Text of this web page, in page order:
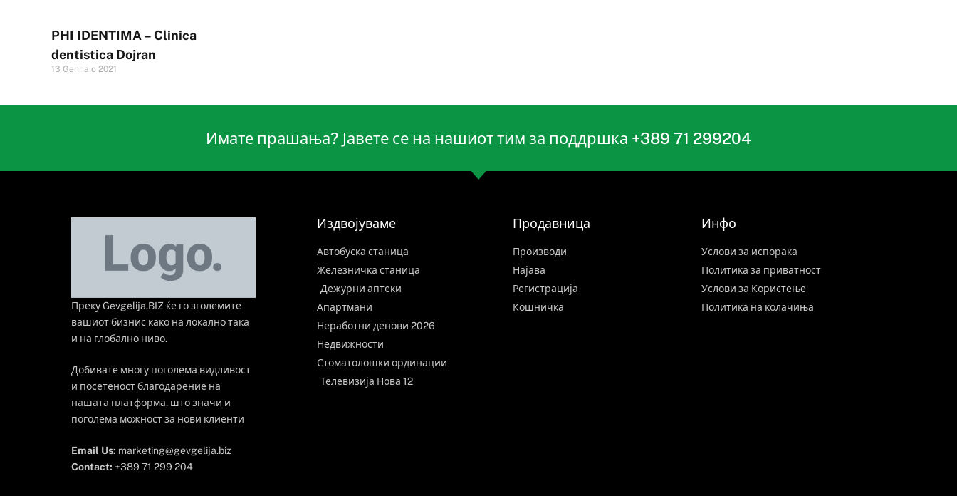
PHI IDENTIMA – Clinica
dentistica Dojran
13 Gennaio 2021
Имате прашања? Јавете се на нашиот тим за поддршка +389 71 299204
Преку Gevgelija.BIZ ќе го зголемите
вашиот бизнис како на локално така
и на глобално ниво.
Добивате многу поголема видливост
и посетеност благодарение на
нашата платформа, што значи и
поголема можност за нови клиенти
Email Us: marketing@gevgelija.biz
Contact: +389 71 299 204
Издвојуваме
Автобуска станица
Железничка станица
Дежурни аптеки
Апартмани
Неработни денови 2026
Недвижности
Стоматолошки ординации
Телевизија Нова 12
Продавница
Производи
Најава
Регистрација
Кошничка
Инфо
Услови за испорака
Политика за приватност
Услови за Користење
Политика на колачиња